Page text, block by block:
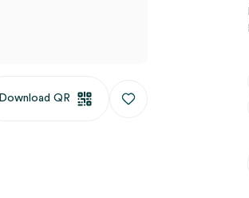
Download QR